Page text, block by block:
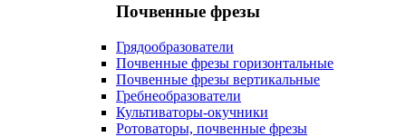
Почвенные фрезы
Грядообразователи
Почвенные фрезы горизонтальные
Почвенные фрезы вертикальные
Гребнеобразователи
Культиваторы-окучники
Ротоваторы, почвенные фрезы